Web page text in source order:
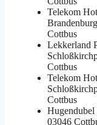
Telekom
Cottbus
Lekkerland
Cottbus
Telekom
Cottbus
Hugendubel
03046